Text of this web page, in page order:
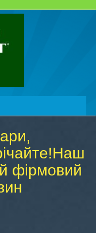
фірмовий